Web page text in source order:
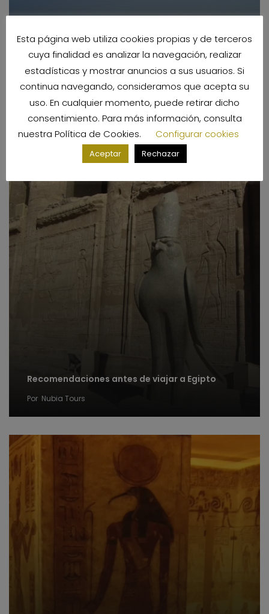
Cómo organizar tu viaje a Egipto paso a paso
Por Nubia Tours
Recomendaciones antes de viajar a Egipto
Por Nubia Tours
Esta página web utiliza cookies propias y de terceros
cuya finalidad es analizar la navegación, realizar
estadísticas y mostrar anuncios a sus usuarios. Si
continua navegando, consideramos que acepta su
uso. En cualquier momento, puede retirar dicho
consentimiento. Para más información, consulta
nuestra Política de Cookies. Configurar cookies
Aceptar Rechazar